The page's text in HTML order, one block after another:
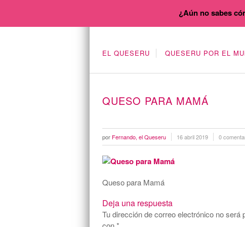
EL QUESERU QUESERU POR EL
QUESO PARA MAMÁ
por Fernando, el Queseru 16 abril 2019 0
Queso para Mamá
Deja una respuesta
Tu dirección de correo electrónico no será
¿Aún no sabes